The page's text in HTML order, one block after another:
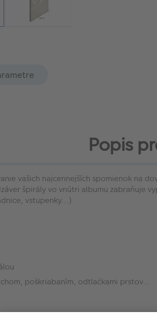
Popis
vašich najcennejších spomienok na
špirály vo vnútri albumu
vstupenky...)
poškriabaním, odtlačkami prstov...